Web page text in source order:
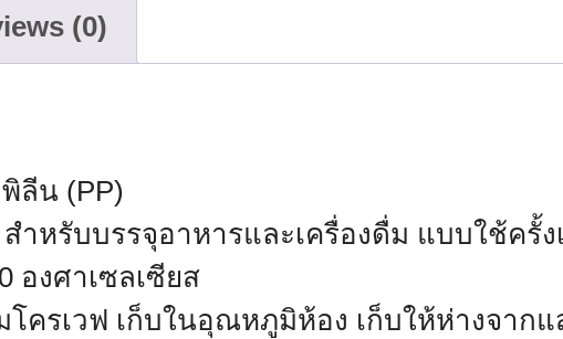
(0)
ลีน (PP)
หรับบรรจุอาหารและเครื่องดื่ม แบบใช้ครั้ง
องศาเซลเซียส
โครเวฟ เก็บในอุณหภูมิห้อง เก็บให้ห่างจาก